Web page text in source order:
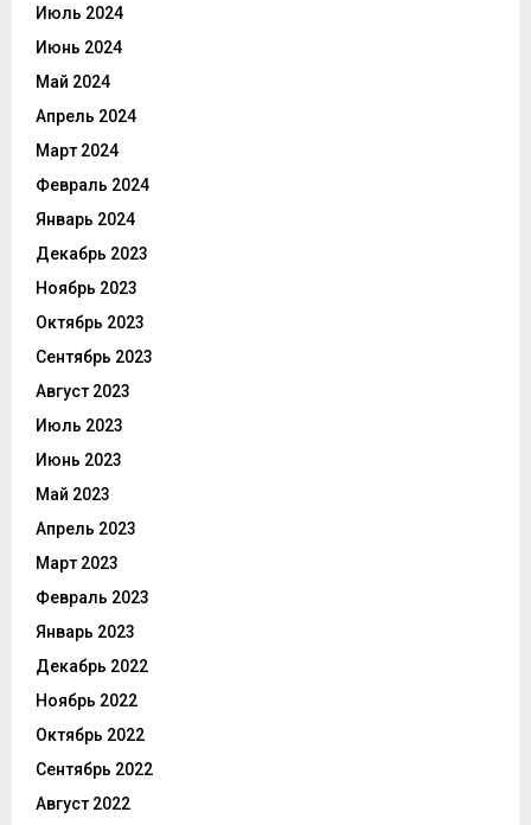
Июль 2024
Июнь 2024
Май 2024
Апрель 2024
Март 2024
Февраль 2024
Январь 2024
Декабрь 2023
Ноябрь 2023
Октябрь 2023
Сентябрь 2023
Август 2023
Июль 2023
Июнь 2023
Май 2023
Апрель 2023
Март 2023
Февраль 2023
Январь 2023
Декабрь 2022
Ноябрь 2022
Октябрь 2022
Сентябрь 2022
Август 2022